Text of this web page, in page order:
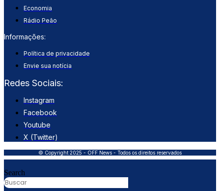
Economia
Rádio Peão
Informações:
Política de privacidade
Envie sua notícia
Redes Sociais:
Instagram
Facebook
Youtube
X (Twitter)
© Copyright 2025 - OFF News - Todos os direitos reservados
Search